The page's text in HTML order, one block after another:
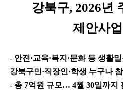
강북구, 2026년
제안사
- 안전 ·교육·복지 ·문화 등 생활
강북구민·직장인·학생 누구나
- 총 7억원 규모… 4월 30일까지